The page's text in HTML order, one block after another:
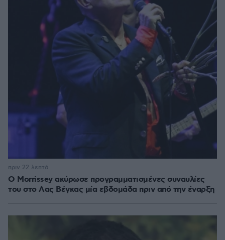
Ο Morrissey ακύρωσε προγραμματισμένες συναυλίες
του στο Λας Βέγκας μία εβδομάδα πριν από την έναρξη
πριν 22 λεπτά